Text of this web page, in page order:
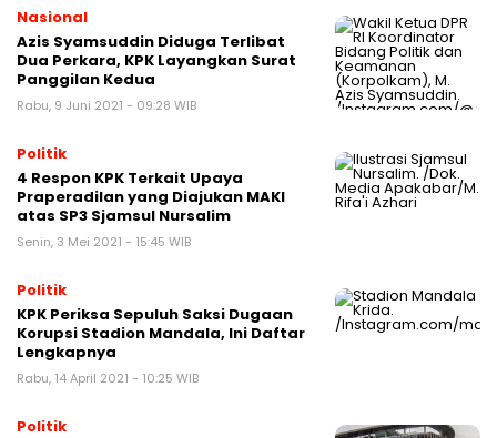
Nasional
Azis Syamsuddin Diduga Terlibat
Dua Perkara, KPK Layangkan Surat
Panggilan Kedua
Rabu, 9 Juni 2021 - 09:28 WIB
Politik
4 Respon KPK Terkait Upaya
Praperadilan yang Diajukan MAKI
atas SP3 Sjamsul Nursalim
Senin, 3 Mei 2021 - 15:45 WIB
Politik
KPK Periksa Sepuluh Saksi Dugaan
Korupsi Stadion Mandala, Ini Daftar
Lengkapnya
Rabu, 14 April 2021 - 10:25 WIB
Politik